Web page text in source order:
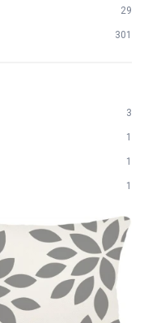
29
301
3
1
1
1